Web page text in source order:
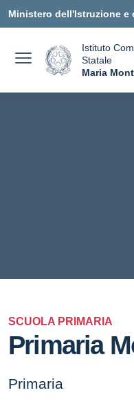
Ministero dell'Istruzione e
Istituto
Statale
Maria
SCUOLA PRIMARIA
Primaria
Primaria